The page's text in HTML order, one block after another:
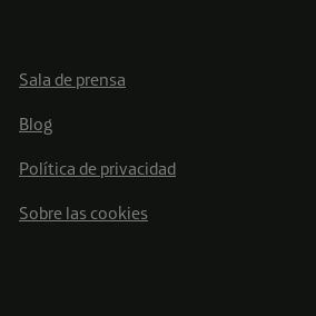
Sala de prensa
Blog
Política de privacidad
Sobre las cookies